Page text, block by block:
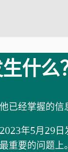
什么
已经掌握的
年5月29
重要的问题上。